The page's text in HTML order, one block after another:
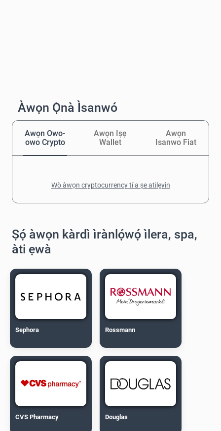
Àwọn Ọ̀nà Ìsanwó
Awọn Owo-
owo Crypto
Awọn Iṣẹ
Wallet
Awọn
Isanwo Fiat
Wò àwọn cryptocurrency tí a ṣe atilẹyìn
Ṣọ́ àwọn kàrdì ìrànlọ́wọ́ ìlera, spa,
àti ẹwà
Sephora Rossmann
CVS Pharmacy Douglas